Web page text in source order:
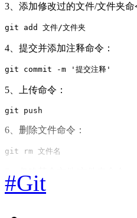
3、添加修改过的文件/文件夹命
git add 文件/文件夹
4、提交并添加注释命令：
git commit -m '提交注释'
5、上传命令：
git push
6、删除文件命令：
git rm 文件名
git update-index --assume-
#Git